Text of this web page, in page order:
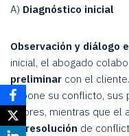
A) Diagnóstico inicial
Observación y diálogo
inicial, el abogado
preliminar con el
expone su conflicto, sus
valores, mientras que el
de resolución de